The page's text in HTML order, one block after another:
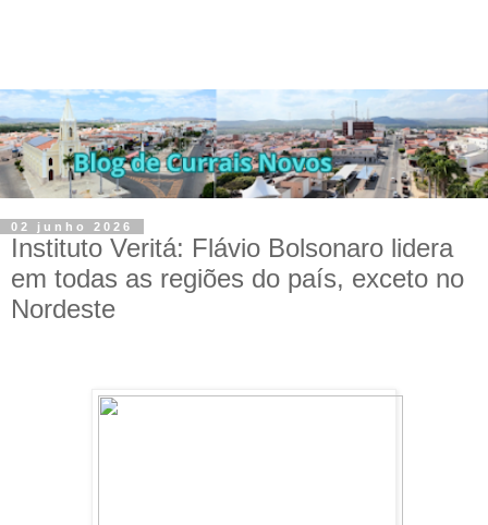
02 junho 2026
Instituto Veritá: Flávio Bolsonaro lidera
em todas as regiões do país, exceto no
Nordeste